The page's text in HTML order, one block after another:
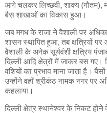
आगे चलकर लिच्छवी, शाक्य (गौतम),
बैस शाखाओं का विकास हुआ।
जब मगध के राजा ने वैशाली पर
शासन स्थापित हुआ, तब क्षत्रियों
वैशाली के अनेक सूर्यवंशी क्षत्रिय
दिल्ली आदि क्षेत्रों में जाकर बस
वंशियों का प्रभाव माना जाता है।
उन्होंने वहाँ श्रीकंठ नामक नगर पर
कहलाया।
दिल्ली क्षेत्र स्थानेश्वर के निकट